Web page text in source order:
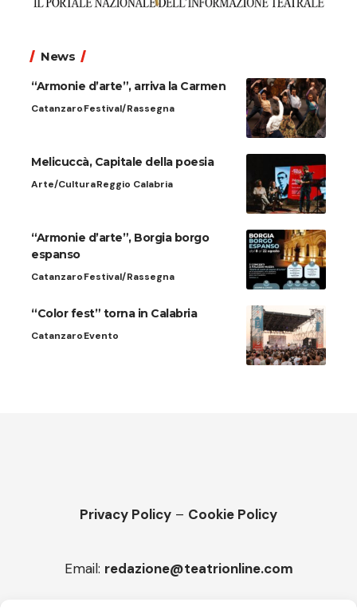
News
“Armonie d’arte”, arriva la Carmen
CatanzaroFestival/Rassegna
Melicuccà, Capitale della poesia
Arte/CulturaReggio Calabria
“Armonie d’arte”, Borgia borgo
espanso
CatanzaroFestival/Rassegna
“Color fest” torna in Calabria
CatanzaroEvento
Privacy Policy – Cookie Policy
Email: redazione@teatrionline.com